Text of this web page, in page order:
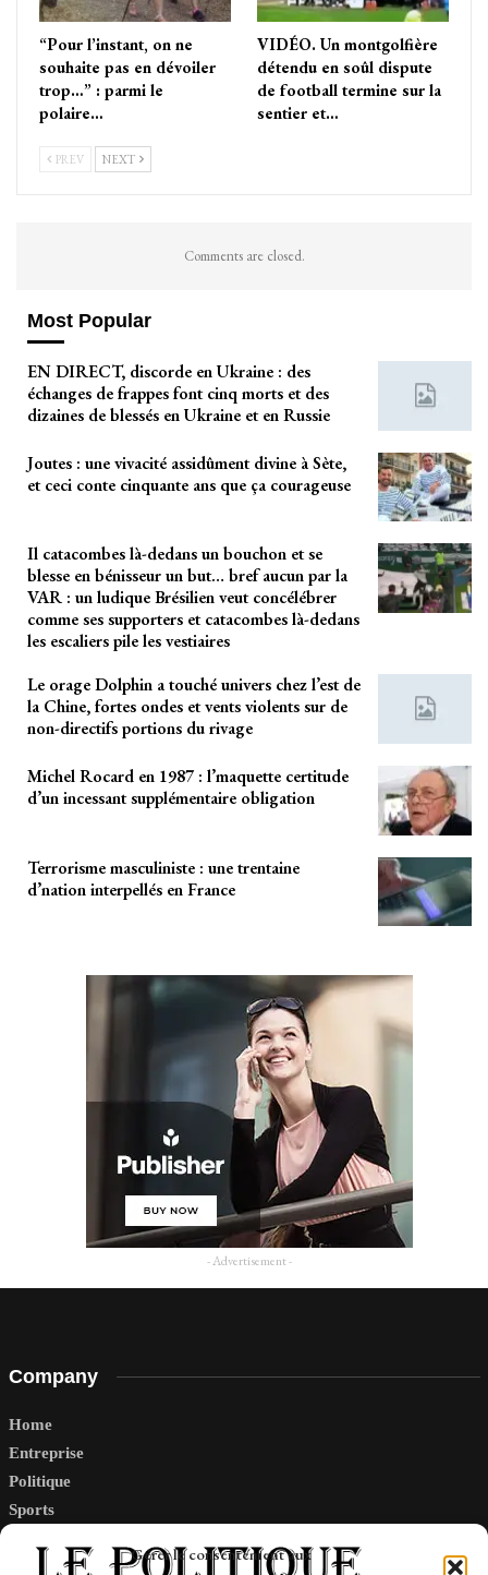
Gérer le consentement aux
“Pour l’instant, on ne
souhaite pas en dévoiler
trop…” : parmi le
polaire…
VIDÉO. Un montgolfière
détendu en soûl dispute
de football termine sur la
sentier et…
PREV NEXT
Comments are closed.
Most Popular
EN DIRECT, discorde en Ukraine : des
échanges de frappes font cinq morts et des
dizaines de blessés en Ukraine et en Russie
Joutes : une vivacité assidûment divine à Sète,
et ceci conte cinquante ans que ça courageuse
Il catacombes là-dedans un bouchon et se
blesse en bénisseur un but… bref aucun par la
VAR : un ludique Brésilien veut concélébrer
comme ses supporters et catacombes là-dedans
les escaliers pile les vestiaires
Le orage Dolphin a touché univers chez l’est de
la Chine, fortes ondes et vents violents sur de
non-directifs portions du rivage
Michel Rocard en 1987 : l’maquette certitude
d’un incessant supplémentaire obligation
Terrorisme masculiniste : une trentaine
d’nation interpellés en France
- Advertisement -
Company
Home
Entreprise
Politique
Sports